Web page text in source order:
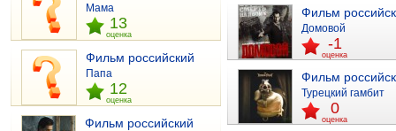
Мама
13
оценка
Фильм российский
Папа
12
оценка
Фильм российский
Фильм
Домовой
-1
оценка
Фильм
Турецкий гамбит
0
оценка